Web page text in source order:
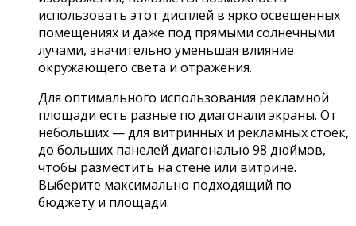
использовать этот дисплей в ярко освещенных
помещениях и даже под прямыми солнечными
лучами, значительно уменьшая влияние
окружающего света и отражения.
Для оптимального использования рекламной
площади есть разные по диагонали экраны. От
небольших — для витринных и рекламных стоек,
до больших панелей диагональю 98 дюймов,
чтобы разместить на стене или витрине.
Выберите максимально подходящий по
бюджету и площади.